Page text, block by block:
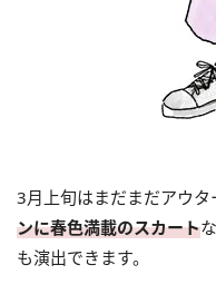
3月上旬はまだまだアウタ
ンに春色満載のスカート
も演出できます。